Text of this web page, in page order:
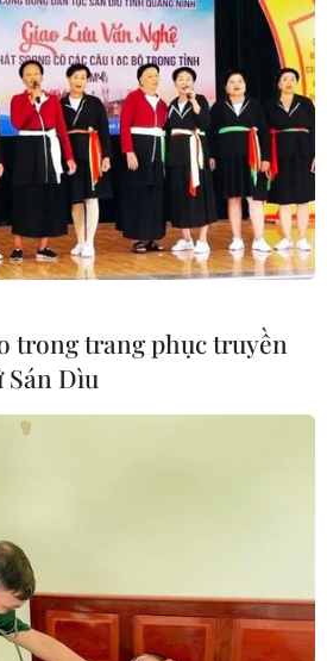
Premia của
bay
Minh
khai thực chất
và Australia
tên lửa đạn
4.000 km
mục tiêu
với Triều Tiên
trong trang phục truyền
Sán Dìu